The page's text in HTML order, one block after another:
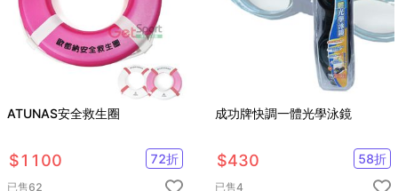
ATUNAS安全救生圈
$1100 72折
已售62
成功牌快調一體光學泳鏡
$430 58折
已售4